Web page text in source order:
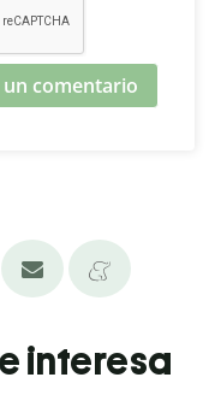
comentario
interesa